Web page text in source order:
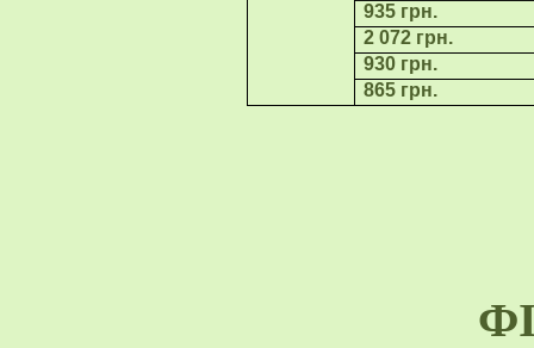
935 грн.
2 072 грн.
930 грн.
865 грн.